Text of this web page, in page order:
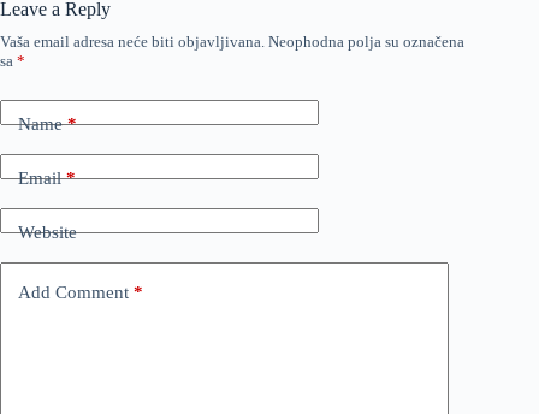
Leave a Reply
Vaša email adresa neće biti objavljivana. Neophodna polja su označena
sa *
Name*
Email*
Website
Add Comment *